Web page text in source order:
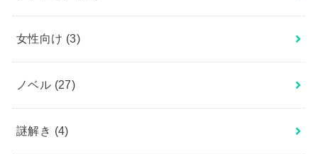
女性向け (3)
ノベル (27)
謎解き (4)